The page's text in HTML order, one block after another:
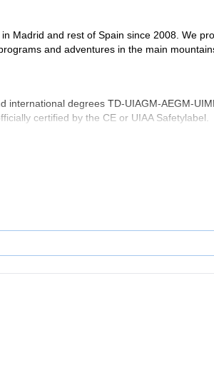
Madrid and rest of Spain since 2008. We
and adventures in the main
international degrees TD-UIAGM-AEGM-
certified by the CE or UIAA Safetylabel.